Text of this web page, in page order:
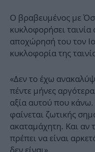
Ο βραβευμένος με
κυκλοφορήσει
αποχώρησή του τον
κυκλοφορία της
«Δεν το έχω
πέντε μήνες
αξία αυτού που
φαίνεται ζωτικής
ακαταμάχητη. Και αν
πρέπει να είναι